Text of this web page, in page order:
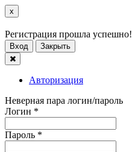
x
Регистрация прошла успешно!
Вход Закрыть
Авторизация
Неверная пара логин/пароль
Логин *
Пароль *